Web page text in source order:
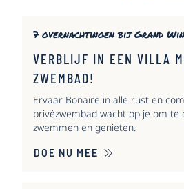
7 overnachtingen bij Grand
VERBLIJF IN EEN VILLA
ZWEMBAD!
Ervaar Bonaire in alle rust en
privézwembad wacht op je om te
zwemmen en genieten.
DOE NU MEE